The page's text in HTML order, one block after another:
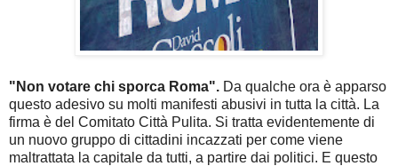
"Non votare chi sporca Roma". Da qualche ora è apparso
questo adesivo su molti manifesti abusivi in tutta la città. La
firma è del Comitato Città Pulita. Si tratta evidentemente di
un nuovo gruppo di cittadini incazzati per come viene
maltrattata la capitale da tutti, a partire dai politici. E questo